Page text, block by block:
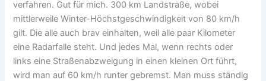
verfahren. Gut für mich. 300 km Landstraße, wobei
mittlerweile Winter-Höchstgeschwindigkeit von 80 km/h
gilt. Die alle auch brav einhalten, weil alle paar Kilometer
eine Radarfalle steht. Und jedes Mal, wenn rechts oder
links eine Straßenabzweigung in einen kleinen Ort führt,
wird man auf 60 km/h runter gebremst. Man muss ständig